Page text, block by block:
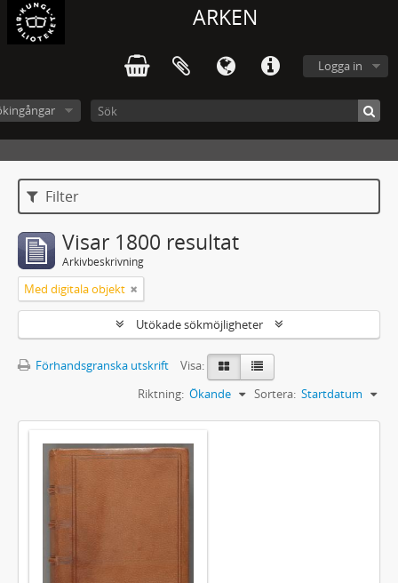
ARKEN
Logga in
Filter
Visar 1800 resultat
Arkivbeskrivning
Med digitala objekt
Utökade sökmöjligheter
Förhandsgranska utskrift
Visa:
Sortera: Startdatum
Riktning: Ökande